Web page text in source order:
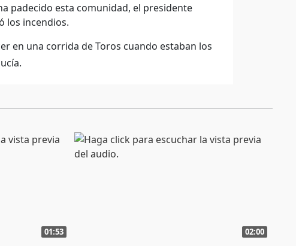
padecido esta comunidad, el presidente
los incendios.
en una corrida de Toros cuando estaban los
01:53 02:00